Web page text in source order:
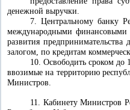
денежной выручки.
7. Центральному банку
международными финансовыми
развития предпринимательства
залогом, по кредитам
10. Освободить сроком до
ввозимые на территорию
Министров.
11. Кабинету Министров